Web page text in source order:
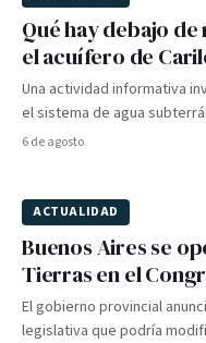
Qué hay debajo
el acuífero de
Una actividad informativa
el sistema de agua
6 de agosto
ACTUALIDAD
Buenos Aires se
Tierras en el
El gobierno provincial
legislativa que podría